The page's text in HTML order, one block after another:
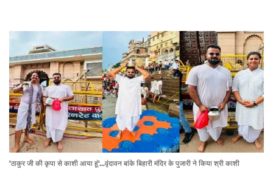
'ठाकुर जी की कृपा से काशी आया हूं'...वृंदावन बांके बिहारी मंदिर के पुजारी ने किया श्री काशी